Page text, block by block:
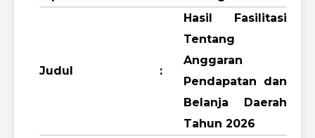
Judul :
Hasil Fasilitasi
Tentang
Anggaran
Pendapatan dan
Belanja Daerah
Tahun 2026